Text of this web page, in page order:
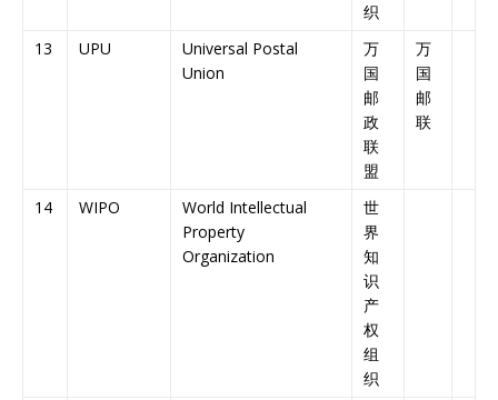
织
13
UPU
Universal Postal
Union
万
国
邮
政
联
盟
万
国
邮
联
14 WIPO
World Intellectual
Property
Organization
世
界
知
识
产
权
组
织